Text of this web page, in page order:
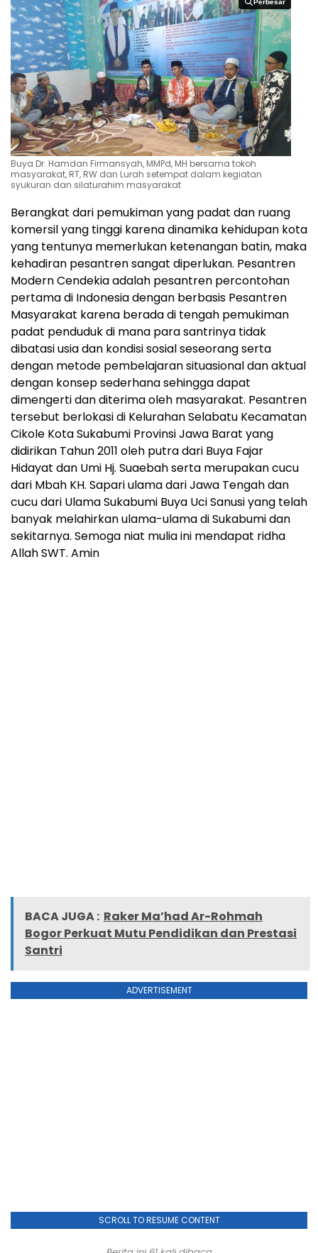
Perbesar
Perbesar
Buya Dr. Hamdan Firmansyah, MMPd, MH bersama tokoh
masyarakat, RT, RW dan Lurah setempat dalam kegiatan
syukuran dan silaturahim masyarakat
Berangkat dari pemukiman yang padat dan ruang
komersil yang tinggi karena dinamika kehidupan kota
yang tentunya memerlukan ketenangan batin, maka
kehadiran pesantren sangat diperlukan. Pesantren
Modern Cendekia adalah pesantren percontohan
pertama di Indonesia dengan berbasis Pesantren
Masyarakat karena berada di tengah pemukiman
padat penduduk di mana para santrinya tidak
dibatasi usia dan kondisi sosial seseorang serta
dengan metode pembelajaran situasional dan aktual
dengan konsep sederhana sehingga dapat
dimengerti dan diterima oleh masyarakat. Pesantren
tersebut berlokasi di Kelurahan Selabatu Kecamatan
Cikole Kota Sukabumi Provinsi Jawa Barat yang
didirikan Tahun 2011 oleh putra dari Buya Fajar
Hidayat dan Umi Hj. Suaebah serta merupakan cucu
dari Mbah KH. Sapari ulama dari Jawa Tengah dan
cucu dari Ulama Sukabumi Buya Uci Sanusi yang telah
banyak melahirkan ulama-ulama di Sukabumi dan
sekitarnya. Semoga niat mulia ini mendapat ridha
Allah SWT. Amin
BACA JUGA : Raker Ma’had Ar-Rohmah
Bogor Perkuat Mutu Pendidikan dan Prestasi
Santri
ADVERTISEMENT
SCROLL TO RESUME CONTENT